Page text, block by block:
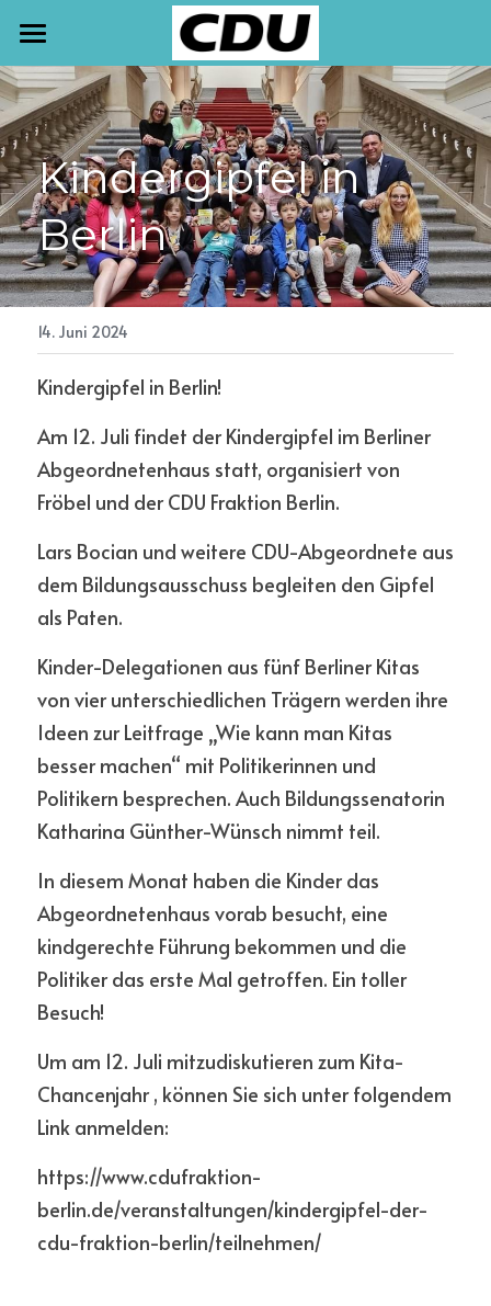
START
TERMINE
NEWSLETTER
AKTUELLES
PRESSE
MEINE ARBEIT
KONTAKT
Kindergipfel in
Berlin
14. Juni 2024
Kindergipfel in Berlin!
Am 12. Juli findet der Kindergipfel im Berliner
Abgeordnetenhaus statt, organisiert von
Fröbel und der CDU Fraktion Berlin.
Lars Bocian und weitere CDU-Abgeordnete aus
dem Bildungsausschuss begleiten den Gipfel
als Paten.
Kinder-Delegationen aus fünf Berliner Kitas
von vier unterschiedlichen Trägern werden ihre
Ideen zur Leitfrage „Wie kann man Kitas
besser machen“ mit Politikerinnen und
Politikern besprechen. Auch Bildungssenatorin
Katharina Günther-Wünsch nimmt teil.
In diesem Monat haben die Kinder das
Abgeordnetenhaus vorab besucht, eine
kindgerechte Führung bekommen und die
Politiker das erste Mal getroffen. Ein toller
Besuch!
Um am 12. Juli mitzudiskutieren zum Kita-
Chancenjahr , können Sie sich unter folgendem
Link anmelden:
https://www.cdufraktion-
berlin.de/veranstaltungen/kindergipfel-der-
cdu-fraktion-berlin/teilnehmen/